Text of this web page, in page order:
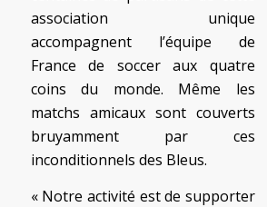
association unique
accompagnent l’équipe de
France de soccer aux quatre
coins du monde. Même les
matchs amicaux sont couverts
bruyamment par ces
inconditionnels des Bleus.
« Notre activité est de supporter